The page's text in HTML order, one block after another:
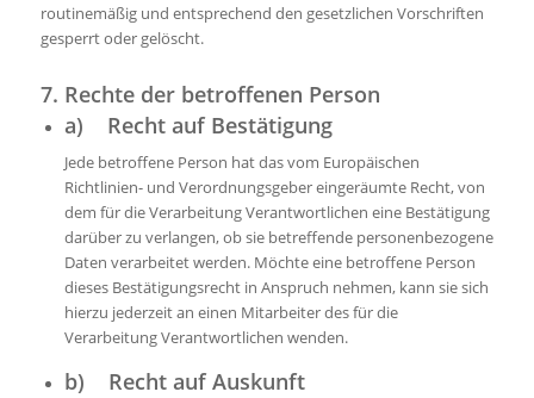
routinemäßig und entsprechend den gesetzlichen Vorschriften
gesperrt oder gelöscht.
7. Rechte der betroffenen Person
a) Recht auf Bestätigung
Jede betroffene Person hat das vom Europäischen
Richtlinien- und Verordnungsgeber eingeräumte Recht, von
dem für die Verarbeitung Verantwortlichen eine Bestätigung
darüber zu verlangen, ob sie betreffende personenbezogene
Daten verarbeitet werden. Möchte eine betroffene Person
dieses Bestätigungsrecht in Anspruch nehmen, kann sie sich
hierzu jederzeit an einen Mitarbeiter des für die
Verarbeitung Verantwortlichen wenden.
b) Recht auf Auskunft